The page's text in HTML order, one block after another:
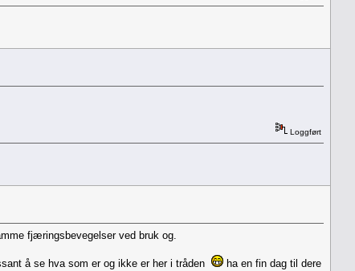
Loggført
fjæringsbevegelser ved bruk og.
å se hva som er og ikke er her i tråden
ha en fin dag til dere